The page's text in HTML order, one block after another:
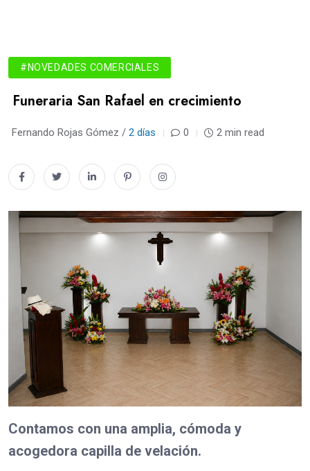
#NOVEDADES COMERCIALES
Funeraria San Rafael en crecimiento
Fernando Rojas Gómez / 2 días 0 2 min read
Contamos con una amplia, cómoda y
acogedora capilla de velación.